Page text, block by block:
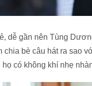
dễ gần nên Tùng
chia bè câu hát ra sao
có không khí nhẹ